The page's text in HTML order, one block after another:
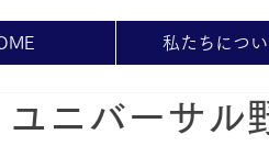
私たちについ
ユニバーサル